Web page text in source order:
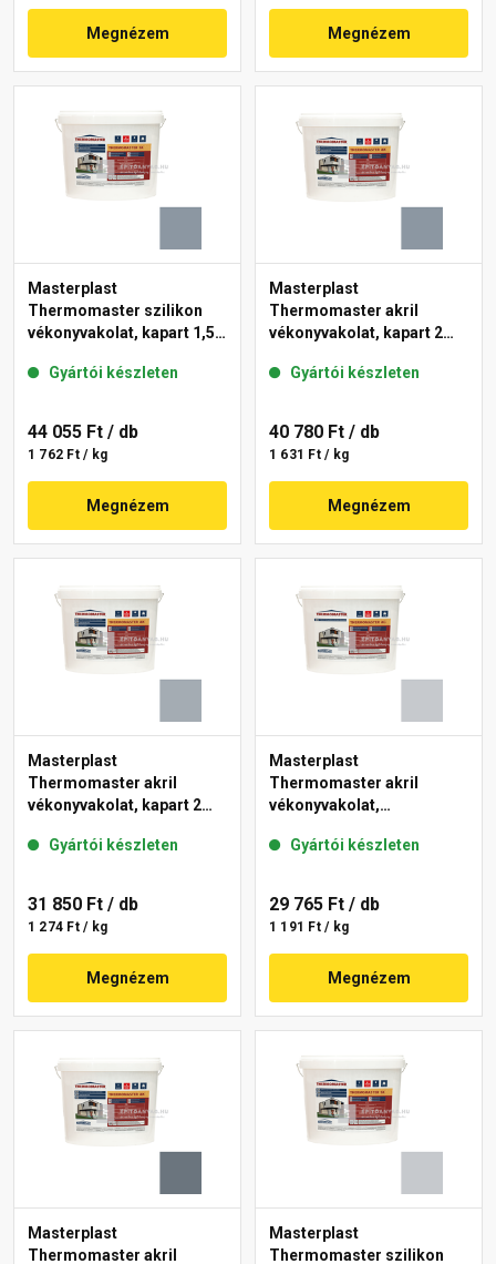
Megnézem Megnézem
Masterplast
Thermomaster szilikon
vékonyvakolat, kapart 1,5
Gyártói készleten
44 055 Ft / db
1 762 Ft / kg
Megnézem
Masterplast
Thermomaster akril
vékonyvakolat, kapart 2
Gyártói készleten
40 780 Ft / db
1 631 Ft / kg
Megnézem
Masterplast
Thermomaster akril
vékonyvakolat, kapart 2
Gyártói készleten
31 850 Ft / db
1 274 Ft / kg
Megnézem
Masterplast
Thermomaster akril
vékonyvakolat,
50-F 25 kg
Gyártói készleten
29 765 Ft / db
1 191 Ft / kg
Megnézem
Masterplast
Thermomaster akril
Masterplast
Thermomaster szilikon